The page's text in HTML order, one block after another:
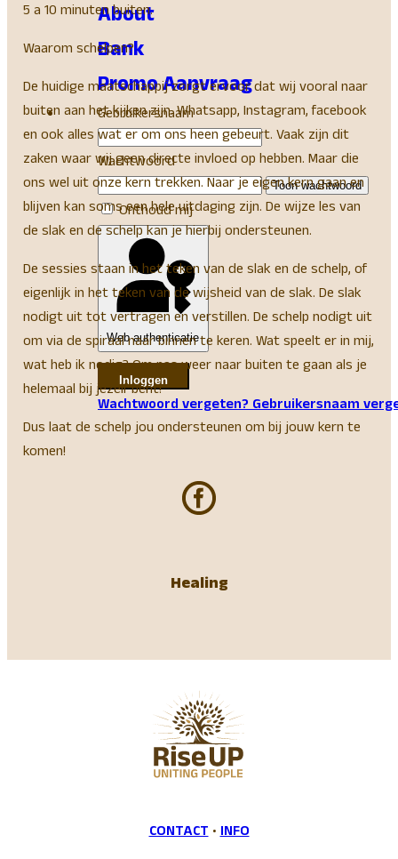
About
Bank
Promo Aanvraag
Gebruikersnaam
Wachtwoord
Toon wachtwoord
Onthoud mij
Web authenticatie
Inloggen
Wachtwoord vergeten?Gebruikersnaam
5 a 10 minuten buiten.
Waarom schelpen?
De huidige maatschappij zorgt ervoor dat wij vooral naar
buiten aan het kijken zijn. Whatsapp, Instagram, facebook
en ook alles wat er om ons heen gebeurt. Vaak zijn dit
zaken waar wij geen directe invloed op hebben. Maar die
ons wel uit onze kern trekken. Naar je eigen kern gaan en
blijven kan soms een hele uitdaging zijn. De wijze les van
de slak en de schelp kan je hierbij ondersteunen.
De sessies staan in het teken van de slak en de schelp, of
eigenlijk in het teken van de wijsheid van de slak. De slak
nodigt uit tot vertragen en verstillen. De schelp nodigt uit
om via de spiraal naar binnen te keren. Wat speelt er in mij,
wat heb ik nodig? Om pas weer naar buiten te gaan als je
helemaal bij jezelf bent!
Dus laat de schelp jou ondersteunen om bij jouw kern te
komen!
Healing
CONTACT•INFO